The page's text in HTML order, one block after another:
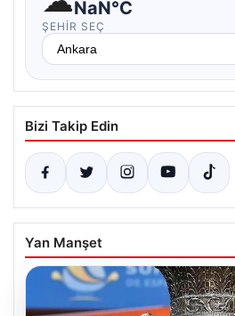
NaN°C
ŞEHIR SEÇ
Bizi Takip Edin
Yan Manşet